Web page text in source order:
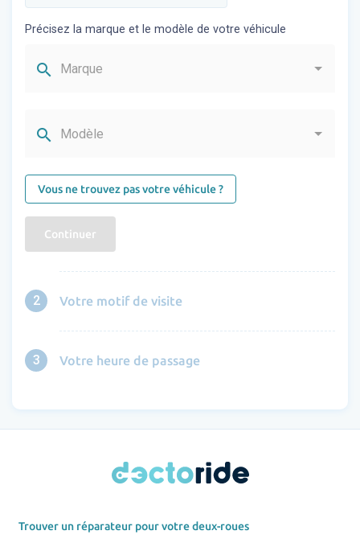
Précisez la marque et le modèle de votre véhicule
search Marque
search Modèle
Vous ne trouvez pas votre véhicule ?
Continuer
2 Votre motif de visite
3 Votre heure de passage
Trouver un réparateur pour votre deux-roues